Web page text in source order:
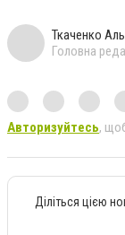
Ткаченко
Головна
Авторизуйтесь,
Діліться цією